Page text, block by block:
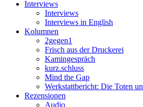
Interviews
Interviews
Interviews in English
Kolumnen
2gegen1
Frisch aus der Druckerei
Kamingespräch
kurz.schluss
Mind the Gap
Werkstattbericht: Die Toten
Rezensionen
Audio